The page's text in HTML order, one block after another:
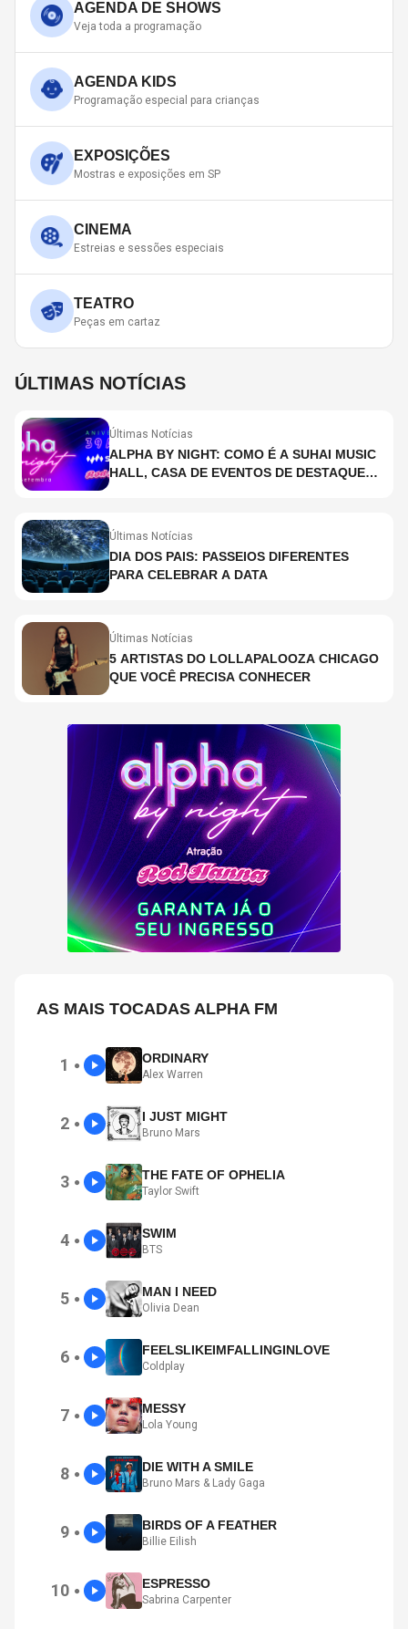
AGENDA DE SHOWS
Veja toda a programação
AGENDA KIDS
Programação especial para crianças
EXPOSIÇÕES
Mostras e exposições em SP
CINEMA
Estreias e sessões especiais
TEATRO
Peças em cartaz
ÚLTIMAS NOTÍCIAS
Últimas Notícias
ALPHA BY NIGHT: COMO É A SUHAI MUSIC
HALL, CASA DE EVENTOS DE DESTAQUE
Últimas Notícias
DIA DOS PAIS: PASSEIOS DIFERENTES
PARA CELEBRAR A DATA
Últimas Notícias
5 ARTISTAS DO LOLLAPALOOZA CHICAGO
QUE VOCÊ PRECISA CONHECER
AS MAIS TOCADAS ALPHA FM
1 ● ORDINARY
Alex Warren
2 ● I JUST MIGHT
Bruno Mars
3 ● THE FATE OF OPHELIA
Taylor Swift
4 ● SWIM
BTS
5 ● MAN I NEED
Olivia Dean
6 ● FEELSLIKEIMFALLINGINLOVE
Coldplay
7 ● MESSY
Lola Young
8 ● DIE WITH A SMILE
Bruno Mars & Lady Gaga
9 ● BIRDS OF A FEATHER
Billie Eilish
10 ● ESPRESSO
Sabrina Carpenter